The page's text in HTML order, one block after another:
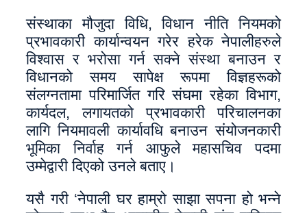
संस्थाका मौजुदा विधि, विधान नीति नियमको
प्रभावकारी कार्यान्वयन गरेर हरेक नेपालीहरुले
विश्वास र भरोसा गर्न सक्ने संस्था बनाउन र
विधानको समय सापेक्ष रूपमा विज्ञहरूको
संलग्नतामा परिमार्जित गरि संघमा रहेका विभाग,
कार्यदल, लगायतको प्रभावकारी परिचालनका
लागि नियमावली कार्यावधि बनाउन संयोजनकारी
भूमिका निर्वाह गर्न आफुले महासचिव पदमा
उम्मेद्वारी दिएको उनले बताए।
यसै गरी ‘नेपाली घर हाम्रो साझा सपना हो भन्ने